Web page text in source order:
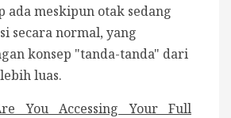
ada meskipun otak sedang
secara normal, yang
konsep "tanda-tanda" dari
luas.
You Accessing Your Full